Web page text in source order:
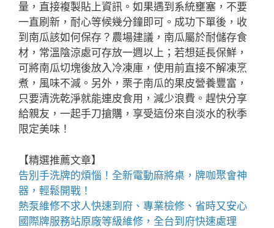
量，直接複製貼上資訊。如果遇到系統壅塞，不要
一直刷新，耐心等候幾分鐘即可。成功下單後，收
到南瓜該如何保存？農場建議，南瓜屬於耐儲存食
材，常溫陰涼處可存放一週以上；若想延長保鮮，
可將南瓜切塊後放入冷凍庫，使用前直接不解凍烹
煮，風味不減。另外，栗子南瓜的果皮營養豐富，
只要清洗乾淨就能連皮食用，減少浪費。趕快分享
給親友，一起手刀搶購，享受這份來自淡水的秋季
限定美味！
【精選推薦文章】
告別手洗牌的煩惱！全新電動麻將桌 ，牌咖聚會神
器，輕鬆開戰！
熱泵維修不求人快速到府、專業檢修、省時又安心
國際牌服務站原廠等級維修，全台到府快速處理